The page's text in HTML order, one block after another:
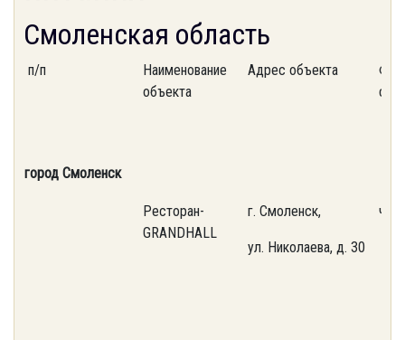
Смоленская область
п/п
Наименование
объекта
Адрес объекта
город Смоленск
Ресторан-
GRANDHALL
г. Смоленск,
ул. Николаева, д. 30